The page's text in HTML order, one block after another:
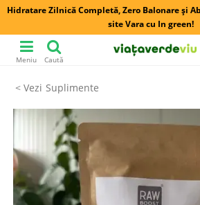
Hidratare Zilnică Completă, Zero Balonare și
site Vara cu In green!
Meniu Caută
Suplimente